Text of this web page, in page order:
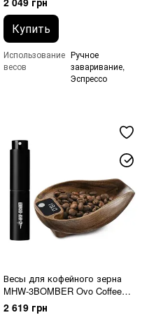
Купить
Использование
весов
Ручное
заваривание,
Эспрессо
Весы для кофейного зерна
MHW-3BOMBER Ovo Coffee
Scale Set
2 619 грн